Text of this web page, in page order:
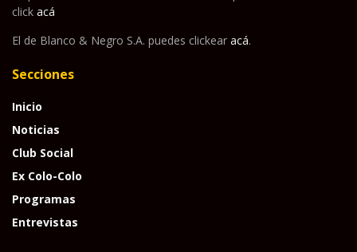
click acá
El de Blanco & Negro S.A. puedes clickear acá.
Secciones
Inicio
Noticias
Club Social
Ex Colo-Colo
Programas
Entrevistas